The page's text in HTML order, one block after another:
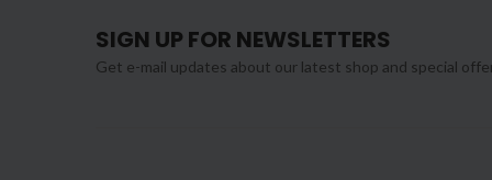
SIGN UP FOR NEWSLETTERS
Get e-mail updates about our latest shop and special